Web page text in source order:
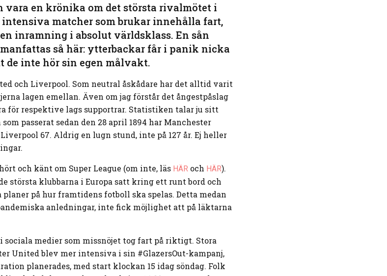
vara en krönika om det största rivalmötet i
matcher som brukar innehålla fart,
inramning i absolut världsklass. En sån
så här: ytterbackar får i panik nicka
inte hör sin egen målvakt.
och Liverpool. Som neutral åskådare har det alltid varit
lagen emellan. Även om jag förstår det ångestpåslag
för respektive lags supportrar. Statistiken talar ju sitt
passerat sedan den 28 april 1894 har Manchester
67. Aldrig en lugn stund, inte på 127 år. Ej heller
och känt om Super League (om inte, läs HÄR och HÄR).
största klubbarna i Europa satt kring ett runt bord och
planer på hur framtidens fotboll ska spelas. Detta medan
anledningar, inte fick möjlighet att på läktarna
medier som missnöjet tog fart på riktigt. Stora
United blev mer intensiva i sin #GlazersOut-kampanj,
planerades, med start klockan 15 idag söndag. Folk